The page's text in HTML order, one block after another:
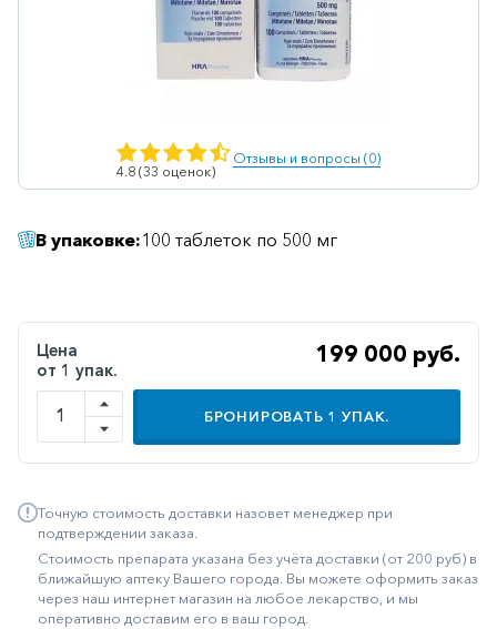
Гепатопротекторы
Дерматологические
Диабетические
Желудочно-
кишечные
Иммуностимуляторы
Климактерические
Метаболизм
4.8 (33 оценок)
Отзывы и вопросы (0)
В упаковке:100 таблеток по 500 мг
Цена
от 1 упак.
199 000 руб.
БРОНИРОВАТЬ 1 УПАК.
Точную стоимость доставки назовет менеджер при
подтверждении заказа.
Стоимость препарата указана без учёта доставки (от 200 руб) в
ближайшую аптеку Вашего города. Вы можете оформить заказ
через наш интернет магазин на любое лекарство, и мы
оперативно доставим его в ваш город.